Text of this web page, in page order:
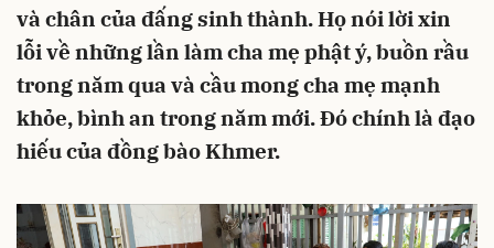
và chân của đấng sinh thành. Họ nói lời xin
lỗi về những lần làm cha mẹ phật ý, buồn rầu
trong năm qua và cầu mong cha mẹ mạnh
khỏe, bình an trong năm mới. Đó chính là đạo
hiếu của đồng bào Khmer.